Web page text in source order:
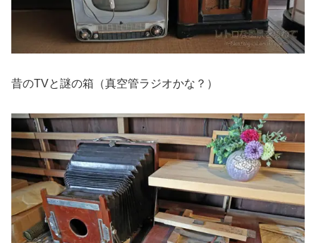
昔のTVと謎の箱（真空管ラジオかな？）